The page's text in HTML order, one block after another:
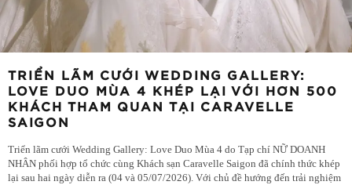
TRIỂN LÃM CƯỚI WEDDING GALLERY:
LOVE DUO MÙA 4 KHÉP LẠI VỚI HƠN 500
KHÁCH THAM QUAN TẠI CARAVELLE
SAIGON
Triển lãm cưới Wedding Gallery: Love Duo Mùa 4 do Tạp chí NỮ DOANH
NHÂN phối hợp tổ chức cùng Khách sạn Caravelle Saigon đã chính thức khép
lại sau hai ngày diễn ra (04 và 05/07/2026). Với chủ đề hướng đến trải nghiệm